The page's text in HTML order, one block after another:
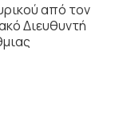
από τον
Διευθυντή